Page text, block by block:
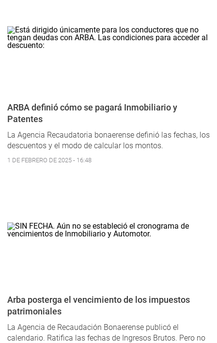
ARBA definió cómo se pagará Inmobiliario y
Patentes
La Agencia Recaudatoria bonaerense definió las fechas, los
descuentos y el modo de calcular los montos.
1 DE FEBRERO DE 2025 - 16:48
Arba posterga el vencimiento de los impuestos
patrimoniales
La Agencia de Recaudación Bonaerense publicó el
calendario. Ratifica las fechas de Ingresos Brutos. Pero no